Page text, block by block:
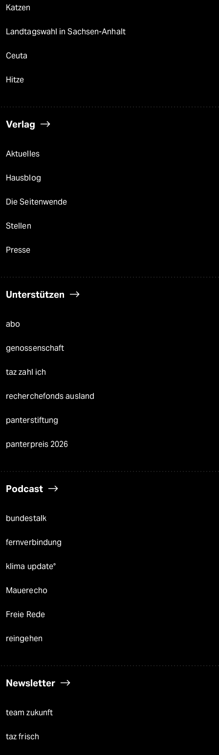
Katzen
Landtagswahl in Sachsen-Anhalt
Ceuta
Hitze
Verlag
Aktuelles
Hausblog
Die Seitenwende
Stellen
Presse
Unterstützen
abo
genossenschaft
taz zahl ich
recherchefonds ausland
panterstiftung
panterpreis 2026
Podcast
bundestalk
fernverbindung
klima update°
Mauerecho
Freie Rede
reingehen
Newsletter
team zukunft
taz frisch